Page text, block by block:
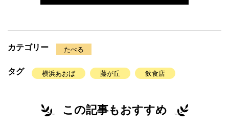
カテゴリー たべる
タグ 横浜あおば 藤が丘 飲食店
この記事もおすすめ